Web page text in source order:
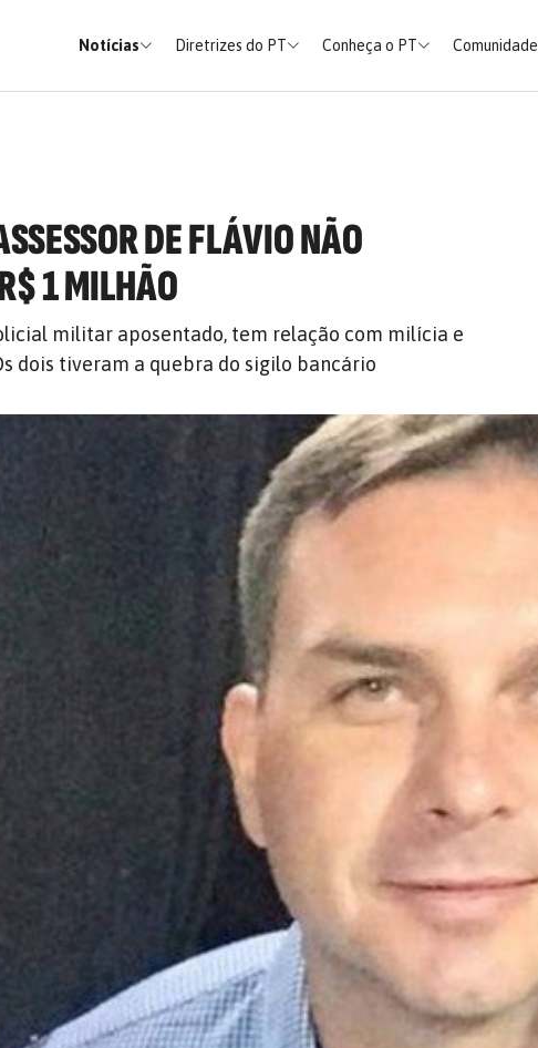
Notícias Diretrizes do PT Conheça o PT Comunidade
DE FLÁVIO NÃO
1 MILHÃO
militar aposentado, tem relação com milícia e
dois tiveram a quebra do sigilo bancário